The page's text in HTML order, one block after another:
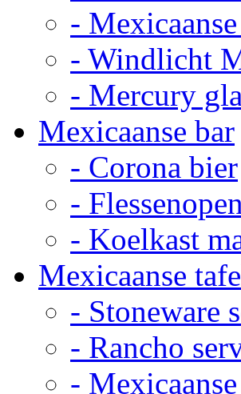
-
- Windlicht
- Mercury
Mexicaanse bar
- Corona bier
-
- Koelkast
Mexicaanse
- Stoneware
- Rancho
-